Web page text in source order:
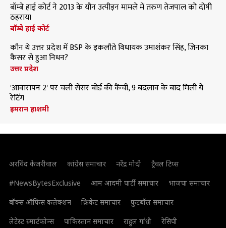
बॉम्बे हाई कोर्ट ने 2013 के यौन उत्पीड़न मामले में तरुण तेजपाल को दोषी
ठहराया
बॉम्बे हाई कोर्ट
कौन थे उत्तर प्रदेश में BSP के इकलौते विधायक उमाशंकर सिंह, जिनका
कैंसर से हुआ निधन?
उत्तर प्रदेश
'आवारापन 2' पर चली सेंसर बोर्ड की कैंची, 9 बदलाव के बाद मिली ये
रेटिंग
इमरान हाशमी
अरविंद केजरीवाल कांग्रेस समाचार नरेंद्र मोदी
ट्रैवल टिप्स
#NewsBytesExclusive
आम आदमी पार्टी समाचार
भाजपा समाचार
बॉक्स ऑफिस कलेक्शन
क्रिकेट समाचार
फुटबॉल समाचार
लेटेस्ट स्मार्टफोन्स
पाकिस्तान समाचार राहुल गांधी रेसिपी